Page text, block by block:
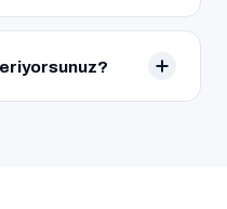
kartı ile ödeme